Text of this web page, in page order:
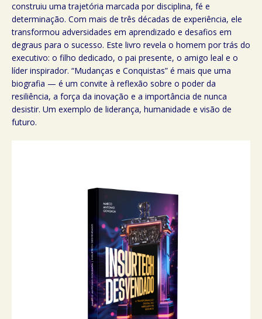
construiu uma trajetória marcada por disciplina, fé e
determinação. Com mais de três décadas de experiência, ele
transformou adversidades em aprendizado e desafios em
degraus para o sucesso. Este livro revela o homem por trás do
executivo: o filho dedicado, o pai presente, o amigo leal e o
líder inspirador. “Mudanças e Conquistas” é mais que uma
biografia — é um convite à reflexão sobre o poder da
resiliência, a força da inovação e a importância de nunca
desistir. Um exemplo de liderança, humanidade e visão de
futuro.